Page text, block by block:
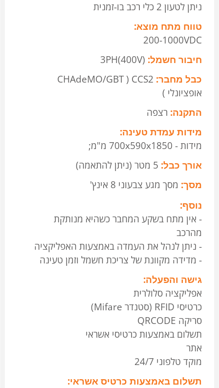
ניתן לטעון 2 כלי רכב בו-זמנית
טווח מתח מוצא:
200-1000VDC
חיבור חשמל: 3PH(400V)
כבל מחבר:
CCS2 ( CHAdeMO/GBT
אופציונלי )
התקנה: רצפה
מידות עמדת טעינה:
מידות - 700x590x1850 מ"מ;
אורך כבל: 5 מטר (ניתן להתאמה)
מסך: מסך מגע צבעוני 8 אינץ'
נוסף:
- אין מתח בשקע המחבר כשהיא מנותקת
מהרכב
- ניתן לנהל את העמדה באמצעות האפליקציה
- מדידה מקוונת של צריכת חשמל וזמן טעינה
גישה והפעלה:
אפליקציה סלולרית
כרטיסי RFID (סטנדר Mifare)
סריקה QRCODE
תשלום באמצעות כרטיסי אשראי
אתר
מוקד טלפוני 24/7
תשלום באמצעות כרטיס אשראי: